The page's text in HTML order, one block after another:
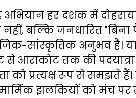
हर दशक में
नहीं, बल्कि जनधारित "बिना
सांस्कृतिक अनुभव है।
से आराकोट तक की
को प्रत्यक्ष रूप से समझते
झलकियों को मंच पर